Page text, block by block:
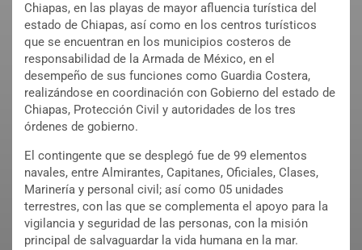
Chiapas, en las playas de mayor afluencia turística del
estado de Chiapas, así como en los centros turísticos
que se encuentran en los municipios costeros de
responsabilidad de la Armada de México, en el
desempeño de sus funciones como Guardia Costera,
realizándose en coordinación con Gobierno del estado de
Chiapas, Protección Civil y autoridades de los tres
órdenes de gobierno.
El contingente que se desplegó fue de 99 elementos
navales, entre Almirantes, Capitanes, Oficiales, Clases,
Marinería y personal civil; así como 05 unidades
terrestres, con las que se complementa el apoyo para la
vigilancia y seguridad de las personas, con la misión
principal de salvaguardar la vida humana en la mar.